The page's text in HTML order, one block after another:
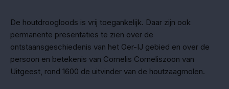
De houtdroogloods is vrij toegankelijk. Daar zijn ook
permanente presentaties te zien over de
ontstaansgeschiedenis van het Oer-IJ gebied en over de
persoon en betekenis van Cornelis Corneliszoon van
Uitgeest, rond 1600 de uitvinder van de houtzaagmolen.